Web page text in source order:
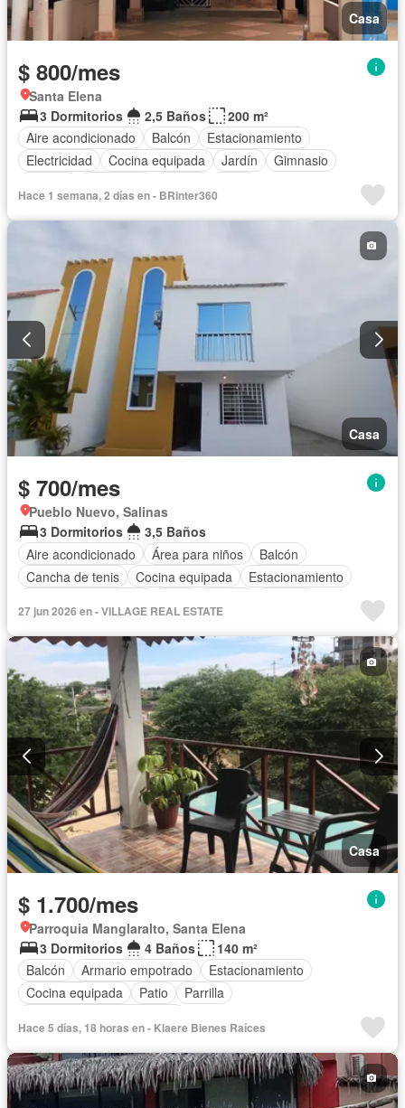
Casa
$ 800/mes
Santa Elena
3 Dormitorios
2,5 Baños
200 m²
Aire acondicionado
Balcón
Estacionamiento
Electricidad
Cocina equipada Jardín
Gimnasio
Hace 1 semana, 2 días en - BRinter360
Casa
$ 700/mes
Pueblo Nuevo, Salinas
3 Dormitorios
3,5 Baños
Aire acondicionado
Área para niños
Balcón
Cancha de tenis
Cocina equipada
Estacionamiento
Vista panorámica
27 jun 2026 en - VILLAGE REAL ESTATE
Casa
$ 1.700/mes
Parroquia Manglaralto, Santa Elena
3 Dormitorios
4 Baños
140 m²
Balcón
Armario empotrado
Estacionamiento
Cocina equipada
Patio
Parrilla
Hace 5 días, 18 horas en - Klaere Bienes Raíces